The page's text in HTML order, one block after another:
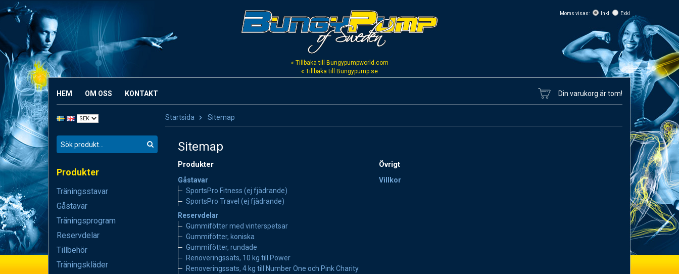
« Tillbaka till Bungypumpworld.com
« Tillbaka till Bungypump.se
Moms visas: Inkl Exkl
HEM OM OSS KONTAKT Din varukorg är tom!
Produkter
Träningsstavar
Gåstavar
Träningsprogram
Reservdelar
Tillbehör
Träningskläder
Startsida Sitemap
Sitemap
Produkter
Gåstavar
SportsPro Fitness (ej fjädrande)
SportsPro Travel (ej fjädrande)
Reservdelar
Gummifötter med vinterspetsar
Gummifötter, koniska
Gummifötter, rundade
Renoveringssats, 10 kg till Power
Renoveringssats, 4 kg till Number One och Pink Charity
Övrigt
Villkor